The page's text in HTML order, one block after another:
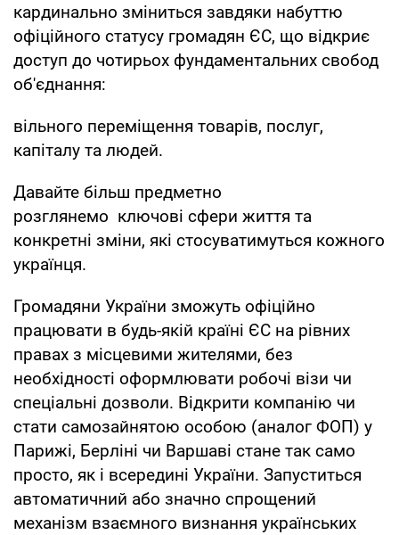
кардинально зміниться завдяки набуттю
офіційного статусу громадян ЄС, що відкриє
доступ до чотирьох фундаментальних свобод
об'єднання:
вільного переміщення товарів, послуг,
капіталу та людей.
Давайте більш предметно
розглянемо ключові сфери життя та
конкретні зміни, які стосуватимуться кожного
українця.
Громадяни України зможуть офіційно
працювати в будь-якій країні ЄС на рівних
правах з місцевими жителями, без
необхідності оформлювати робочі візи чи
спеціальні дозволи. Відкрити компанію чи
стати самозайнятою особою (аналог ФОП) у
Парижі, Берліні чи Варшаві стане так само
просто, як і всередині України. Запуститься
автоматичний або значно спрощений
механізм взаємного визнання українських